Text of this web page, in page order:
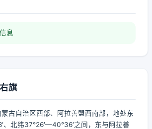
息
旗
古自治区西部、阿拉善盟西南部，地处东
、北纬37°26′—40°36′之间，东与阿拉善